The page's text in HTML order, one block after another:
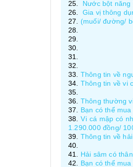
Nước bột năng
Gia vị thông
(muối/ đường/
Thông tin về
Thông tin về vi
Thông thường
Bạn có thể
Vi cá mập có
1.290.000 đồng/
Thông tin về
Hải sâm có
Bạn có thể